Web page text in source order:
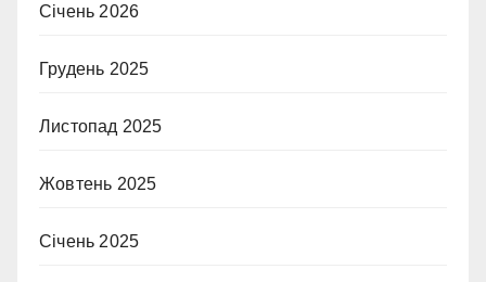
Січень 2026
Грудень 2025
Листопад 2025
Жовтень 2025
Січень 2025